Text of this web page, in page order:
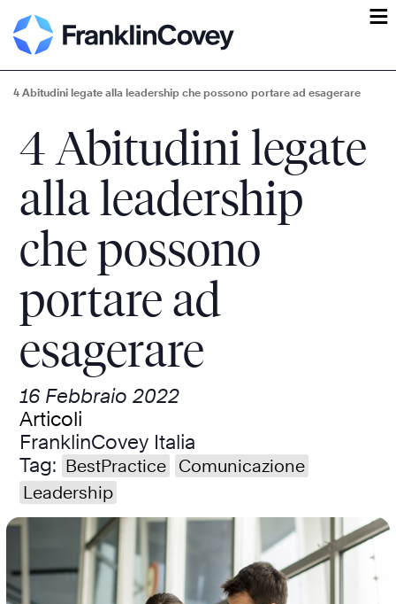
ĕ
4 Abitudini legate alla leadership che possono portare ad esagerare
4 Abitudini legate
alla leadership
che possono
portare ad
esagerare
16 Febbraio 2022
Articoli
FranklinCovey Italia
Tag: BestPractice
Comunicazione
Leadership